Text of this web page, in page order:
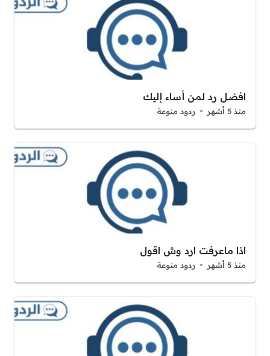
افضل رد لمن أساء إليك
منذ 5 أشهر ردود منوعة
اذا ماعرفت ارد وش اقول
منذ 5 أشهر ردود منوعة